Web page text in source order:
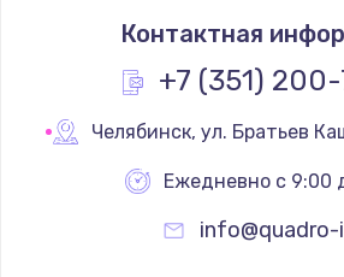
Контактная
+7 (351)
Челябинск, ул. Братьев
Ежедневно с 9:00
info@quadro-